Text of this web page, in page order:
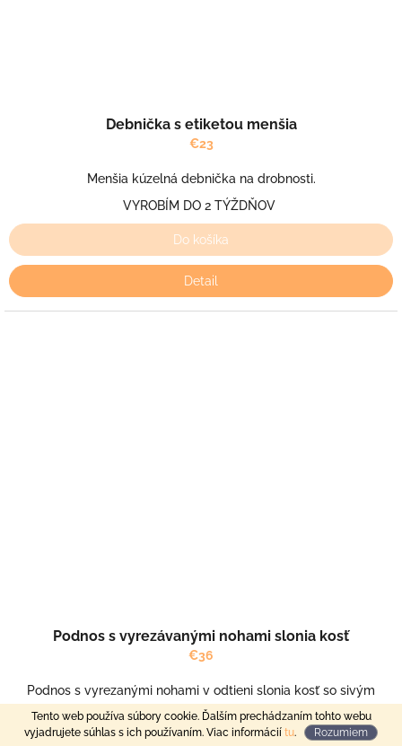
Tento web používa súbory cookie. Ďalším prechádzaním tohto webu
vyjadrujete súhlas s ich používaním. Viac informácií tu. Rozumiem
Debnička s etiketou menšia
€23
Menšia kúzelná debnička na drobnosti.
VYROBÍM DO 2 TÝŽDŇOV
Do košíka
Detail
Podnos s vyrezávanými nohami slonia kosť
€36
Podnos s vyrezanými nohami v odtieni slonia kosť so sivým
ornamentom.
VYROBÍM DO 2 TÝŽDŇOV